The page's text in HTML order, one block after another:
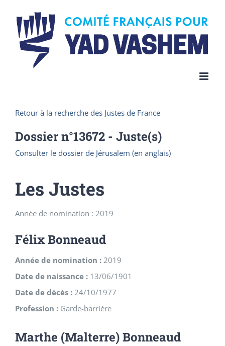
content
Retour à la recherche des Justes de France
Dossier n°13672 - Juste(s)
Consulter le dossier de Jérusalem (en anglais)
Les Justes
Année de nomination : 2019
Félix Bonneaud
Année de nomination : 2019
Date de naissance : 13/06/1901
Date de décès : 24/10/1977
Profession : Garde-barrière
Marthe (Malterre) Bonneaud